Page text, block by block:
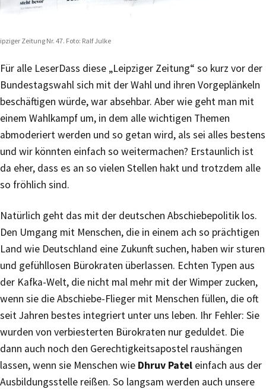
Zeitung Nr. 47. Foto: Ralf Julke
Für alle LeserDass diese „Leipziger Zeitung“ so kurz vor der
Bundestagswahl sich mit der Wahl und ihren Vorgeplänkeln
beschäftigen würde, war absehbar. Aber wie geht man mit
einem Wahlkampf um, in dem alle wichtigen Themen
abmoderiert werden und so getan wird, als sei alles bestens
und wir könnten einfach so weitermachen? Erstaunlich ist
da eher, dass es an so vielen Stellen hakt und trotzdem alle
so fröhlich sind.
Natürlich geht das mit der deutschen Abschiebepolitik los.
Den Umgang mit Menschen, die in einem ach so prächtigen
Land wie Deutschland eine Zukunft suchen, haben wir sturen
und gefühllosen Bürokraten überlassen. Echten Typen aus
der Kafka-Welt, die nicht mal mehr mit der Wimper zucken,
wenn sie die Abschiebe-Flieger mit Menschen füllen, die oft
seit Jahren bestes integriert unter uns leben. Ihr Fehler: Sie
wurden von verbiesterten Bürokraten nur geduldet. Die
dann auch noch den Gerechtigkeitsapostel raushängen
lassen, wenn sie Menschen wie Dhruv Patel einfach aus der
Ausbildungsstelle reißen. So langsam werden auch unsere